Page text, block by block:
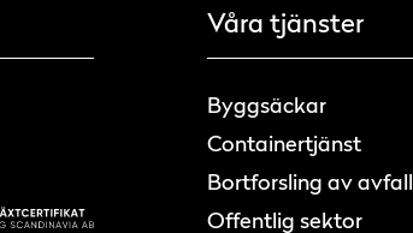
Våra tjänster
Byggsäckar
Containertjänst
Bortforsling av avfall
Offentlig sektor